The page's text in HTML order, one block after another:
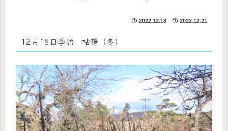
2022.12.18 2022.12.21
12月18日季語 枯葎（冬）